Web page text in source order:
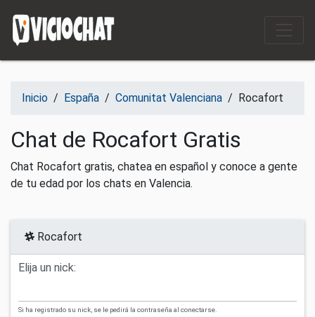
Inicio / España / Comunitat Valenciana / Rocafort
Chat de Rocafort Gratis
Chat Rocafort gratis, chatea en español y conoce a gente
de tu edad por los chats en Valencia.
Rocafort
Elija un nick:
Si ha registrado su nick, se le pedirá la contraseña al conectarse.